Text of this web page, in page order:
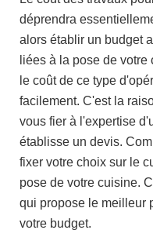
déprendra
alors établir un budget
liées à la pose de
le coût de ce type
facilement. C'est la
vous fier à l'expertise
établisse un devis.
fixer votre choix sur le
pose de votre cuisine.
qui propose le meilleur
votre budget.